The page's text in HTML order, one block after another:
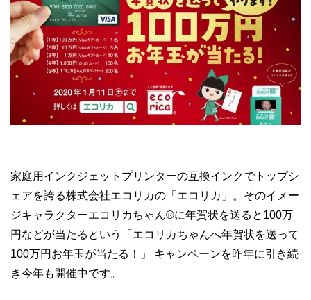
家庭用インクジェットプリンターの互換インクでトップシ
ェアを誇る株式会社エコリカの「エコリカ」。そのイメー
ジキャラクターエコリカちゃん®に年賀状を送ると100万
円などが当たるという「エコリカちゃんへ年賀状を送って
100万円お年玉が当たる！」 キャンペーンを昨年に引き続
き今年も開催中です。